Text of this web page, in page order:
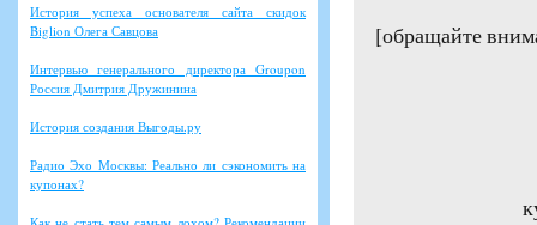
История успеха основателя сайта скидок
Biglion Олега Савцова
Интервью генерального директора Groupon
Россия Дмитрия Дружинина
История создания Выгоды.ру
Радио Эхо Москвы: Реально ли сэкономить на
купонах?
[обращайте